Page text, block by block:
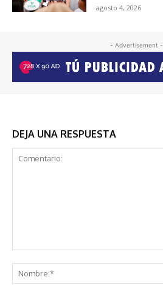
agosto 4, 2026
- Advertisement -
DEJA UNA RESPUESTA